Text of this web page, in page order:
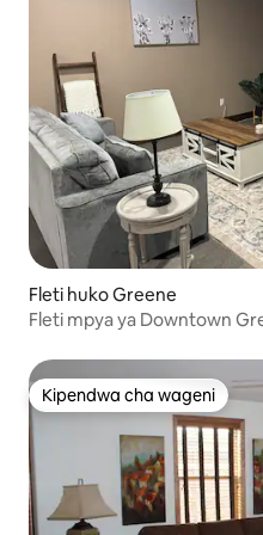
Fleti huko Greene
Fleti mpya ya Downtown
Kipendwa cha wageni
Kipendwa cha wageni